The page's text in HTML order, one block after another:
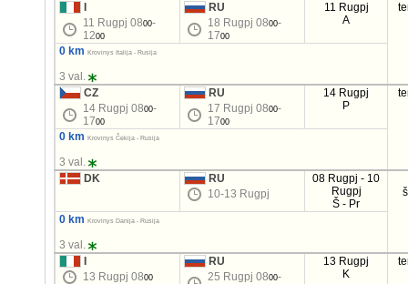
11 Rugpj 0800-
1200
RU
18 Rugpj 0800-
1700
11 Rugpj
A
0 km Krovinys Italija - Rusija
3 val.
CZ
14 Rugpj 0800-
1700
RU
17 Rugpj 0800-
1700
14 Rugpj
P
0 km Krovinys Čekija - Rusija
3 val.
DK
RU
10-13 Rugpj
08 Rugpj - 10
Rugpj
Š - Pr
0 km Krovinys Danija - Rusija
3 val.
13 Rugpj 0800
RU
25 Rugpj 0800-
13 Rugpj
K